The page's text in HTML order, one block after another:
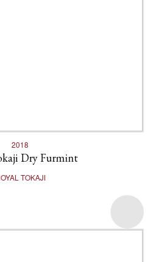
2018
Dry Furmint
TOKAJI